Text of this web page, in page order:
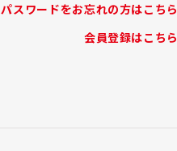
パスワードをお忘れの方はこちら
会員登録はこちら